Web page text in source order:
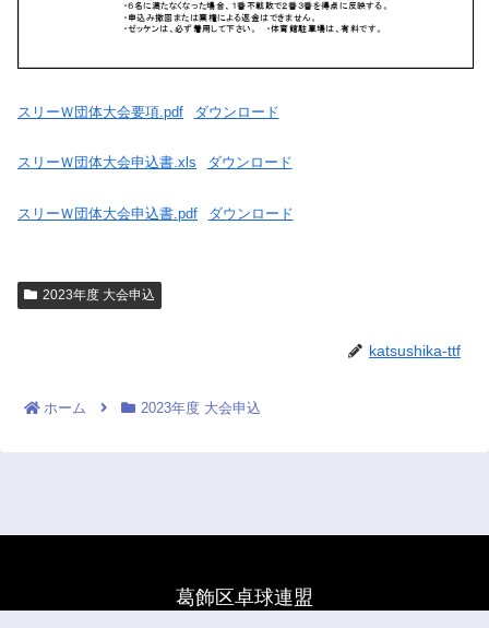
スリーＷ団体大会要項.pdf ダウンロード
スリーＷ団体大会申込書.xls ダウンロード
スリーＷ団体大会申込書.pdf ダウンロード
2023年度 大会申込
katsushika-ttf
ホーム 2023年度 大会申込
葛飾区卓球連盟